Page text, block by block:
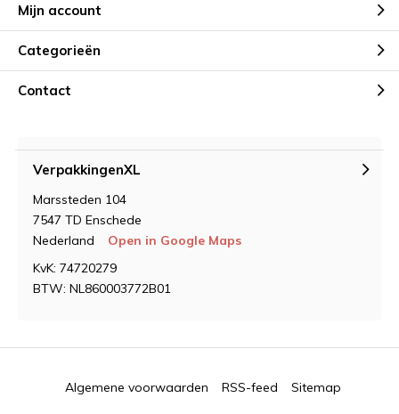
Mijn account
Categorieën
Contact
VerpakkingenXL
Marssteden 104
7547 TD Enschede
Nederland
Open in Google Maps
KvK: 74720279
BTW: NL860003772B01
Algemene voorwaarden RSS-feed Sitemap